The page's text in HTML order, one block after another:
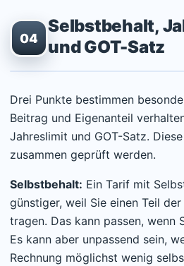
04
Selbstbehalt,
und GOT-Satz
Drei Punkte bestimmen
Beitrag und Eigenanteil
Jahreslimit und GOT-Satz.
zusammen geprüft werden.
Selbstbehalt: Ein Tarif mit
günstiger, weil Sie einen Teil
tragen. Das kann passen, wenn
Es kann aber unpassend sein,
Rechnung möglichst wenig